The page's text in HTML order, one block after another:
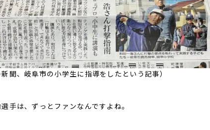
新聞、岐阜市の小学生に指導をしたという記事）
手は、ずっとファンなんですよね。